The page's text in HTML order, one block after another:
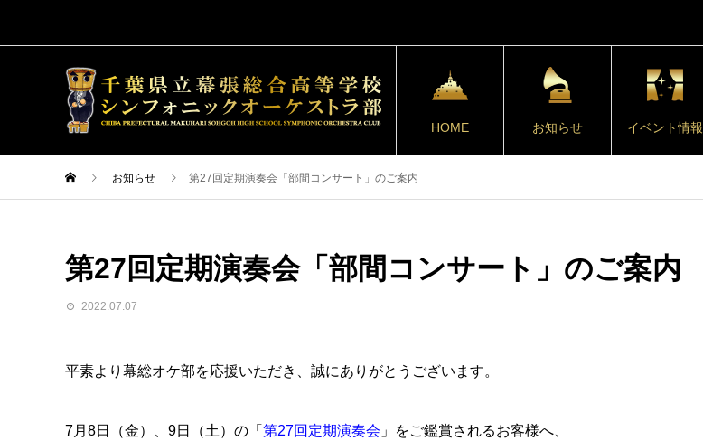
HOME お知らせ イベント情報
お知らせ 第27回定期演奏会「部間コンサート」のご案内
第27回定期演奏会「部間コンサート」のご案内
2022.07.07
平素より幕総オケ部を応援いただき、誠にありがとうございます。
7月8日（金）、9日（土）の「 第27回定期演奏会 」をご鑑賞されるお客様へ、